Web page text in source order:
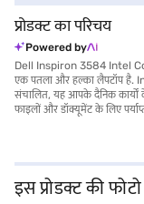
प्रोडक्ट का परिचय
Powered by
Dell Inspiron 3584 Intel
एक पतला और हल्का लैपटॉप है.
संचालित, यह आपके दैनिक कार्यों
फाइलों और डॉक्यूमेंट के लिए
लिए आदर्श, Dell Inspiron
KG या उससे कम) के साथ, यह
परफेक्ट बनाता है. Dell Inspiron
का मिश्रण प्रदान करता है.
इस प्रोडक्ट की फोटो